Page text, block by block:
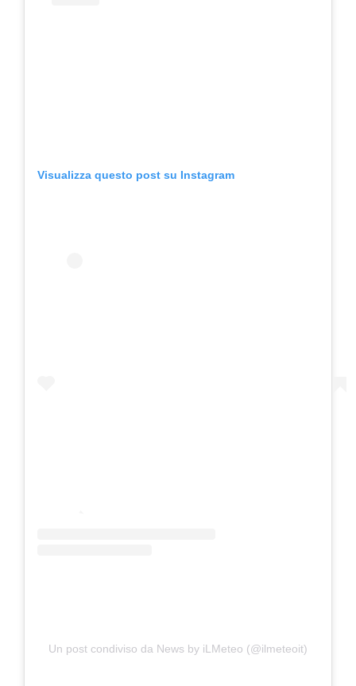
Visualizza questo post su Instagram
Un post condiviso da News by iLMeteo (@ilmeteoit)